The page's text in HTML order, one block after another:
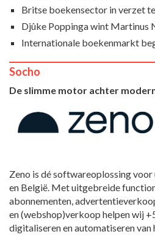
Britse boekensector in verzet
Djûke Poppinga wint Martinus
Internationale boekenmarkt
Socho
De slimme motor achter
Zeno is dé softwareoplossing
en België. Met uitgebreide
abonnementen,
en (webshop)verkoop helpen wij
digitaliseren en automatiseren